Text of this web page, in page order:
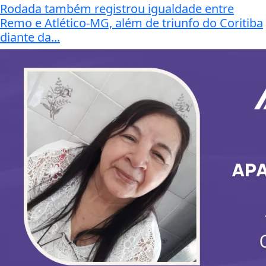
Rodada também registrou igualdade entre
Remo e Atlético-MG, além de triunfo do Coritiba
diante da...